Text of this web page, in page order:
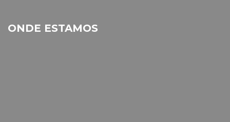
ONDE ESTAMOS